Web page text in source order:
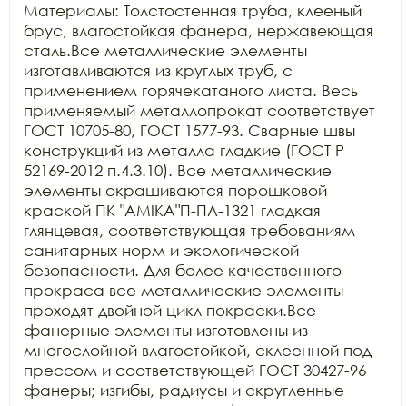
Материалы: Толстостенная труба, клееный
брус, влагостойкая фанера, нержавеющая
сталь.Все металлические элементы
изготавливаются из круглых труб, с
применением горячекатаного листа. Весь
применяемый металлопрокат соответствует
ГОСТ 10705-80, ГОСТ 1577-93. Сварные швы
конструкций из металла гладкие (ГОСТ Р
52169-2012 п.4.3.10). Все металлические
элементы окрашиваются порошковой
краской ПК "АМIKA"П-ПЛ-1321 гладкая
глянцевая, соответствующая требованиям
санитарных норм и экологической
безопасности. Для более качественного
прокраса все металлические элементы
проходят двойной цикл покраски.Все
фанерные элементы изготовлены из
многослойной влагостойкой, склеенной под
прессом и соответствующей ГОСТ 30427-96
фанеры; изгибы, радиусы и скругленные